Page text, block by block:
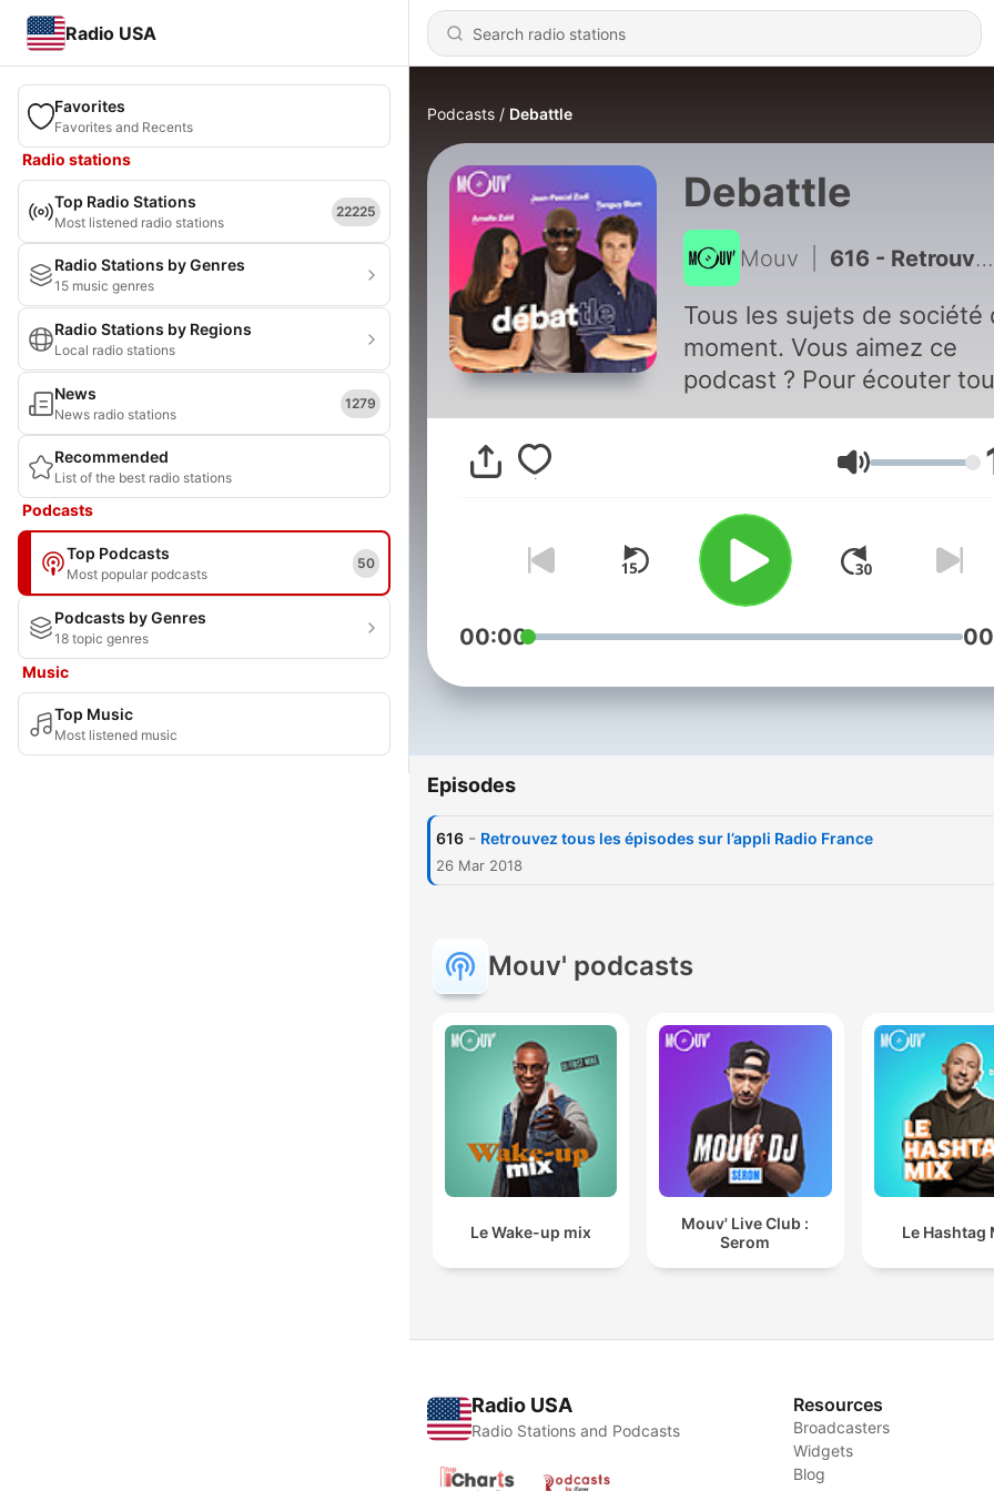
Radio USA
Favorites
Favorites and Recents
Radio stations
Top Radio Stations
Most listened radio stations
22225
Radio Stations by Genres
15 music genres
Radio Stations by Regions
Local radio stations
News
News radio stations
1279
Recommended
List of the best radio stations
Podcasts
Top Podcasts
Most popular podcasts
50
Podcasts by Genres
18 topic genres
Music
Top Music
Most listened music
Podcasts Debattle
Debattle
Mouv 616 - Retrouvez tous les épisodes sur l’appli Radio France
Tous les sujets de société
moment. Vous aimez ce
podcast ? Pour écouter
les épisodes sans limite,
rendez-vous sur
Radio
Volume
00:00
Episodes
616 - Retrouvez tous les épisodes sur l’appli Radio France
26 Mar 2018
Mouv' podcasts
Le Wake-up mix
Mouv' Live Club :
Serom
Le Hashtag
Radio USA
Radio Stations and Podcasts
Resources
Broadcasters
Widgets
Blog